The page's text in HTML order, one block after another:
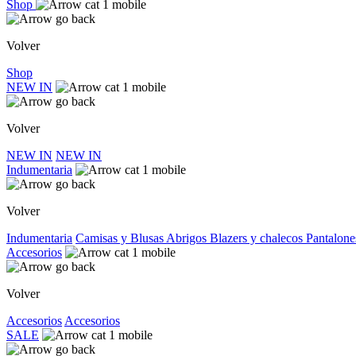
Shop
Volver
Shop
NEW IN
Volver
NEW IN NEW IN
Indumentaria
Volver
Indumentaria Camisas y Blusas Abrigos Blazers y chalecos
Accesorios
Volver
Accesorios Accesorios
SALE